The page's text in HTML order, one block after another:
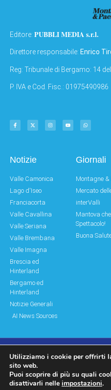
Editore: PUBBLI MEDIA s.r.l.
Direttore responsabile: Enrico
Reg: Tribunale di Bergamo: 14
P. IVA e Cod. Fisc.: 01975490986
Notizie
Valle Camonica
Lago d'Iseo
Franciacorta
Valle Cavallina
Valle Seriana
Valle Brembana
Valle Imagna
Brescia ed
Hinterland
Bergamo ed
Hinterland
Notizie Generali
AI News Sources
Giornali
Montagne &
Mercato
interValli
Mantova che
Spettacolo!
Buona
© Copyright 2011 –
Log In|Log Out
Utilizziamo i cookie per offrirti
sito web.
Puoi scoprire di più su quali
disattivarli nelle impostazioni.